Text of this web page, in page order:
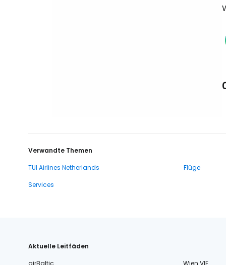
Verwandte Themen
TUI Airlines Netherlands
Flüge
Services
Aktuelle Leitfäden
airBaltic
Wien VIE